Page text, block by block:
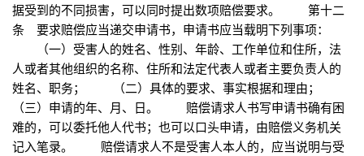
据受到的不同损害，可以同时提出数项赔偿要求。 第十二
条 要求赔偿应当递交申请书，申请书应当载明下列事项：
（一）受害人的姓名、性别、年龄、工作单位和住所，法
人或者其他组织的名称、住所和法定代表人或者主要负责人的
姓名、职务； （二）具体的要求、事实根据和理由；
（三）申请的年、月、日。 赔偿请求人书写申请书确有困
难的，可以委托他人代书；也可以口头申请，由赔偿义务机关
记入笔录。 赔偿请求人不是受害人本人的，应当说明与受